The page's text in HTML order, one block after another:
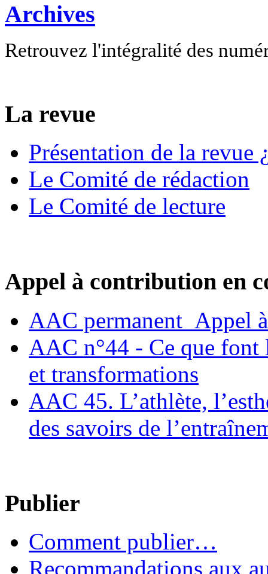
Archives
Retrouvez l'intégralité des
La revue
Présentation de la revue
Le Comité de rédaction
Le Comité de lecture
Appel à contribution en
AAC permanent_Appel
AAC n°44 - Ce que font
et transformations
AAC 45. L’athlète,
des savoirs de
Publier
Comment publier…
Recommandations aux